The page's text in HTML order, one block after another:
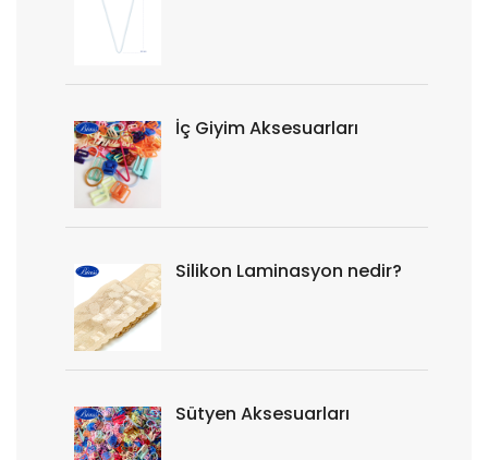
İç Giyim Aksesuarları
Silikon Laminasyon nedir?
Sütyen Aksesuarları